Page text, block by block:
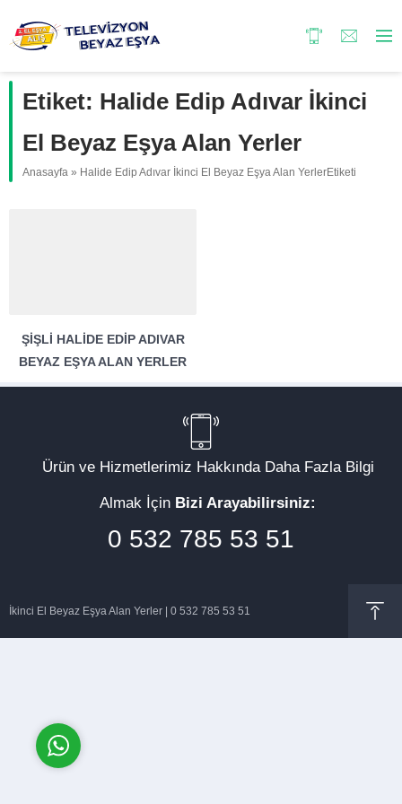
Etiket: Halide Edip Adıvar İkinci
El Beyaz Eşya Alan Yerler
Anasayfa » Halide Edip Adıvar İkinci El Beyaz Eşya Alan YerlerEtiketi
ŞIŞLI HALIDE EDIP ADIVAR
BEYAZ EŞYA ALAN YERLER
Ürün ve Hizmetlerimiz Hakkında Daha Fazla Bilgi
Almak İçin Bizi Arayabilirsiniz:
0 532 785 53 51
İkinci El Beyaz Eşya Alan Yerler | 0 532 785 53 51